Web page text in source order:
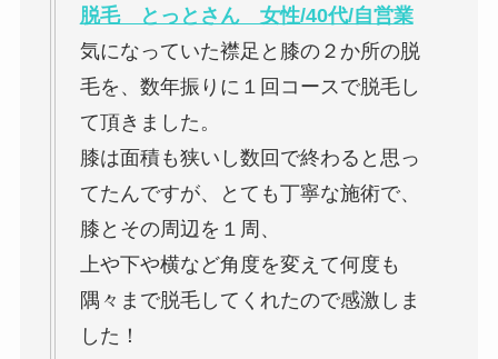
脱毛 とっとさん 女性/40代/自営業
気になっていた襟足と膝の２か所の脱
毛を、数年振りに１回コースで脱毛し
て頂きました。
膝は面積も狭いし数回で終わると思っ
てたんですが、とても丁寧な施術で、
膝とその周辺を１周、
上や下や横など角度を変えて何度も
隅々まで脱毛してくれたので感激しま
した！